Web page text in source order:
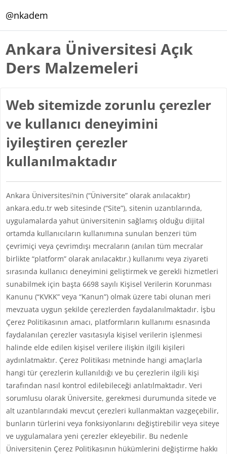
@nkadem
Ankara Üniversitesi Açık
Ders Malzemeleri
Web sitemizde zorunlu çerezler
ve kullanıcı deneyimini
iyileştiren çerezler
kullanılmaktadır
Ankara Üniversitesi’nin (“Üniversite” olarak anılacaktır)
ankara.edu.tr web sitesinde (“Site”), sitenin uzantılarında,
uygulamalarda yahut üniversitenin sağlamış olduğu dijital
ortamda kullanıcıların kullanımına sunulan benzeri tüm
çevrimiçi veya çevrimdışı mecraların (anılan tüm mecralar
birlikte “platform” olarak anılacaktır.) kullanımı veya ziyareti
sırasında kullanıcı deneyimini geliştirmek ve gerekli hizmetleri
sunabilmek için başta 6698 sayılı Kişisel Verilerin Korunması
Kanunu (“KVKK” veya “Kanun”) olmak üzere tabi olunan meri
mevzuata uygun şekilde çerezlerden faydalanılmaktadır. İşbu
Çerez Politikasının amacı, platformların kullanımı esnasında
faydalanılan çerezler vasıtasıyla kişisel verilerin işlenmesi
halinde elde edilen kişisel verilere ilişkin ilgili kişileri
aydınlatmaktır. Çerez Politikası metninde hangi amaçlarla
hangi tür çerezlerin kullanıldığı ve bu çerezlerin ilgili kişi
tarafından nasıl kontrol edilebileceği anlatılmaktadır. Veri
sorumlusu olarak Üniversite, gerekmesi durumunda sitede ve
alt uzantılarındaki mevcut çerezleri kullanmaktan vazgeçebilir,
bunların türlerini veya fonksiyonlarını değiştirebilir veya siteye
ve uygulamalara yeni çerezler ekleyebilir. Bu nedenle
Üniversitenin Çerez Politikasının hükümlerini değiştirme hakkı